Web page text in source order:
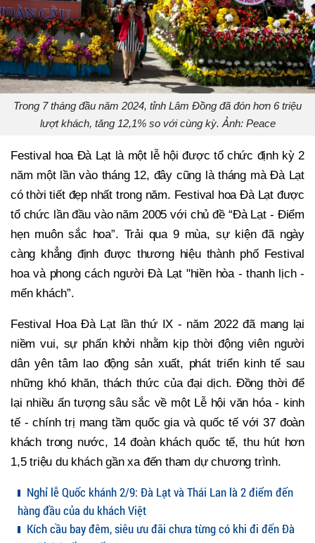
Trong 7 tháng đầu năm 2024, tỉnh Lâm Đồng đã đón hơn 6 triệu
lượt khách, tăng 12,1% so với cùng kỳ. Ảnh: Peace
Festival hoa Đà Lạt là một lễ hội được tổ chức định kỳ 2
năm một lần vào tháng 12, đây cũng là tháng mà Đà Lạt
có thời tiết đẹp nhất trong năm. Festival hoa Đà Lạt được
tổ chức lần đầu vào năm 2005 với chủ đề “Đà Lạt - Điểm
hẹn muôn sắc hoa”. Trải qua 9 mùa, sự kiện đã ngày
càng khẳng định được thương hiệu thành phố Festival
hoa và phong cách người Đà Lạt "hiền hòa - thanh lịch -
mến khách”.
Festival Hoa Đà Lạt lần thứ IX - năm 2022 đã mang lại
niềm vui, sự phấn khởi nhằm kịp thời động viên người
dân yên tâm lao động sản xuất, phát triển kinh tế sau
những khó khăn, thách thức của đại dịch. Đồng thời để
lại nhiều ấn tượng sâu sắc về một Lễ hội văn hóa - kinh
tế - chính trị mang tầm quốc gia và quốc tế với 37 đoàn
khách trong nước, 14 đoàn khách quốc tế, thu hút hơn
1,5 triệu du khách gần xa đến tham dự chương trình.
Nghỉ lễ Quốc khánh 2/9: Đà Lạt và Thái Lan là 2 điểm đến
hàng đầu của du khách Việt
Kích cầu bay đêm, siêu ưu đãi chưa từng có khi đi đến Đà